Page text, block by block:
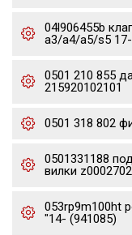
04l906455b
a3/a4/a5/s5
0501 210 855
215920102101
0501 318 802
0501331188
вилки
053rp9m100ht
"14- (941085)